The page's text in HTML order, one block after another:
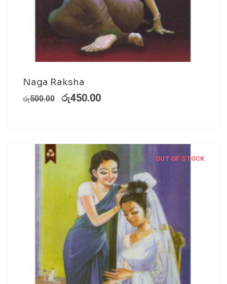
Naga Raksha
රු500.00 රු450.00
OUT OF STOCK